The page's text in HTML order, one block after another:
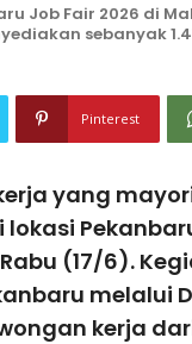
Fair 2026 di
sebanyak
Pinterest
kerja yang
(17/6).
melalui
kerja